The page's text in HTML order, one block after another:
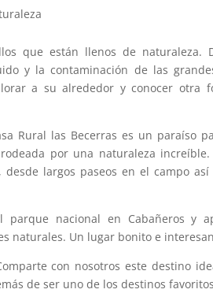
que están llenos de naturaleza.
y la contaminación de las
a su alrededor y conocer
Rural las Becerras es un paraíso
por una naturaleza
largos paseos en el campo
nacional en Cabañeros y
naturales. Un lugar bonito e
con nosotros este destino
de ser uno de los destinos